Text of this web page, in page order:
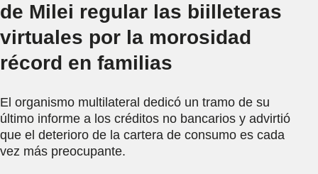
de Milei regular las biilleteras
virtuales por la morosidad
récord en familias
El organismo multilateral dedicó un tramo de su
último informe a los créditos no bancarios y advirtió
que el deterioro de la cartera de consumo es cada
vez más preocupante.